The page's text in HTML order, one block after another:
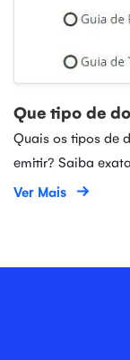
Que tipo de
Quais os tipos de
emitir? Saiba
Ver Mais